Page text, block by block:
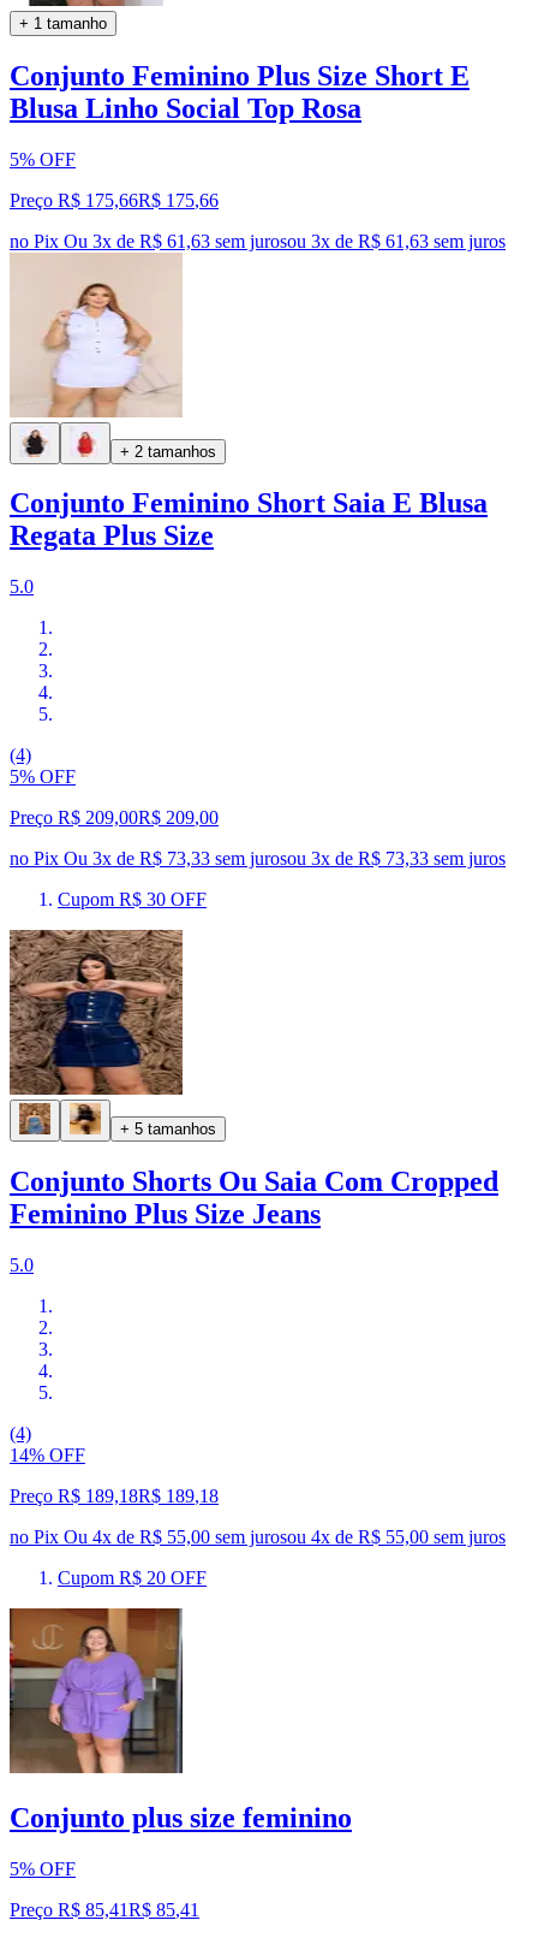
+ 1 tamanho
Conjunto Feminino Plus Size Short E
Blusa Linho Social Top Rosa
5% OFF
Preço R$ 175,66R$ 175,66
no Pix Ou 3x de R$ 61,63 sem jurosou 3x de R$ 61,63 sem juros
+ 2 tamanhos
Conjunto Feminino Short Saia E Blusa
Regata Plus Size
5.0
(4)
5% OFF
Preço R$ 209,00R$ 209,00
no Pix Ou 3x de R$ 73,33 sem jurosou 3x de R$ 73,33 sem juros
Cupom R$ 30 OFF
+ 5 tamanhos
Conjunto Shorts Ou Saia Com Cropped
Feminino Plus Size Jeans
5.0
(4)
14% OFF
Preço R$ 189,18R$ 189,18
no Pix Ou 4x de R$ 55,00 sem jurosou 4x de R$ 55,00 sem juros
Cupom R$ 20 OFF
Conjunto plus size feminino
5% OFF
Preço R$ 85,41R$ 85,41